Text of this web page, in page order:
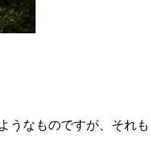
うなものですが、それも